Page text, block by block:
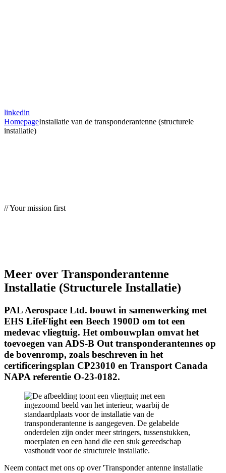
linkedin
HomepageInstallatie van de transponderantenne (structurele
installatie)
// Your mission first
Meer over Transponderantenne
Installatie (Structurele Installatie)
PAL Aerospace Ltd. bouwt in samenwerking met
EHS LifeFlight een Beech 1900D om tot een
medevac vliegtuig. Het ombouwplan omvat het
toevoegen van ADS-B Out transponderantennes op
de bovenromp, zoals beschreven in het
certificeringsplan CP23010 en Transport Canada
NAPA referentie O-23-0182.
Neem contact met ons op over 'Transponder antenne installatie